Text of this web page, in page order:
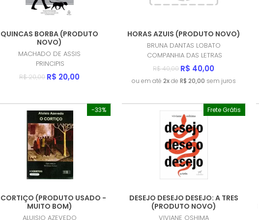
QUINCAS BORBA (PRODUTO
NOVO)
MACHADO DE ASSIS
PRINCIPIS
R$ 20,00 R$ 20,00
HORAS AZUIS (PRODUTO NOVO)
BRUNA DANTAS LOBATO
COMPANHIA DAS LETRAS
R$ 40,00 R$ 40,00
ou em até 2xde R$ 20,00 sem juros
-33%
(PRODUTO USADO -
MUITO BOM)
ALUISIO AZEVEDO
Frete Grátis
DESEJO DESEJO DESEJO: A TRES
(PRODUTO NOVO)
VIVIANE OSHIMA